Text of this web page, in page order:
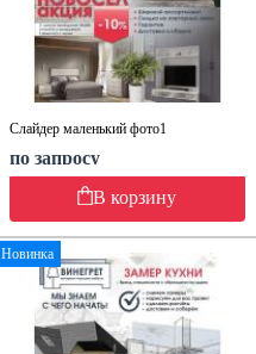
Слайдер маленький фото1
по запросу
В корзину
Новинка